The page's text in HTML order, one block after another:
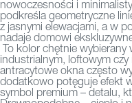
nowoczesności i
podkreśla geometryczne
z jasnymi elewacjami, a w
nadaje domowi
To kolor chętnie
industrialnym, loftowym
antracytowe okna często
dodatkowo potęguje efekt
symbol premium – detalu,